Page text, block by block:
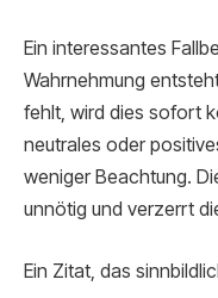
Ein interessantes
Wahrnehmung
fehlt, wird dies sofort
neutrales oder
weniger Beachtung.
unnötig und verzerrt
Ein Zitat, das